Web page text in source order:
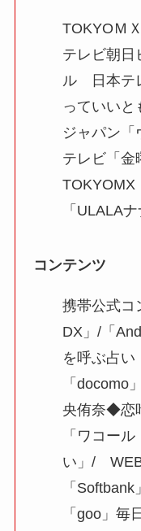
TOKYOＭ
テレビ朝日
ル 日本テ
っていいと
ジャパン「
テレビ「
TOKYOMX
「ULALA
コンテンツ
携帯公式コ
DX」/「
を呼ぶ占
「docomo
央侑奈◆恋
「ワコー
い」/ WEB
「
「goo」